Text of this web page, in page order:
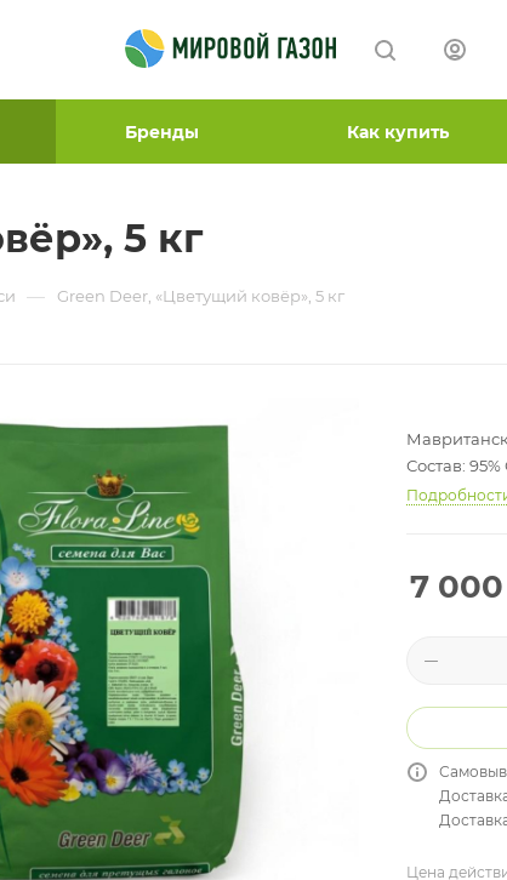
Бренды Как купить
5 кг
— Green Deer, «Цветущий ковёр», 5 кг
Состав:
7 000
Цена